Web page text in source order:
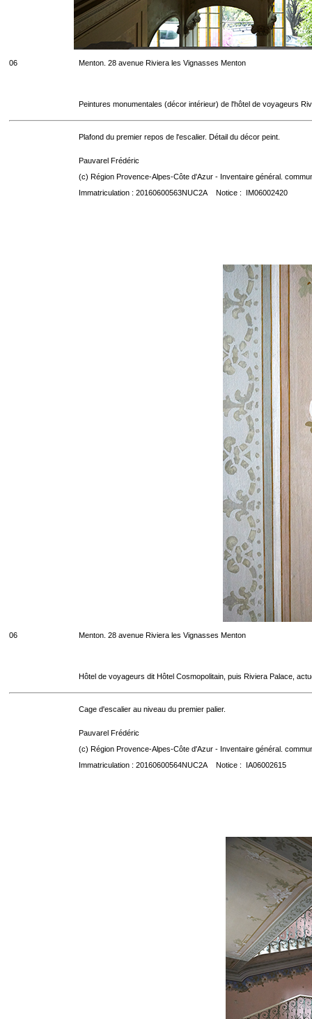
06 Menton. 28 avenue Riviera les Vignasses Menton
Peintures monumentales (décor intérieur) de l'hôtel de voyageurs
Plafond du premier repos de l'escalier. Détail du décor peint.
Pauvarel Frédéric
(c) Région Provence-Alpes-Côte d'Azur - Inventaire général.
Immatriculation : 20160600563NUC2A Notice : IM06002420
06 Menton. 28 avenue Riviera les Vignasses Menton
Hôtel de voyageurs dit Hôtel Cosmopolitain, puis Riviera Palace,
Cage d'escalier au niveau du premier palier.
Pauvarel Frédéric
(c) Région Provence-Alpes-Côte d'Azur - Inventaire général.
Immatriculation : 20160600564NUC2A Notice : IA06002615